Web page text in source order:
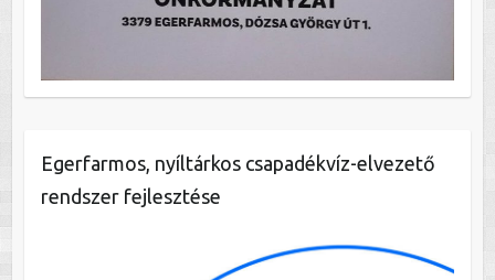
Egerfarmos, nyíltárkos csapadékvíz-elvezető
rendszer fejlesztése